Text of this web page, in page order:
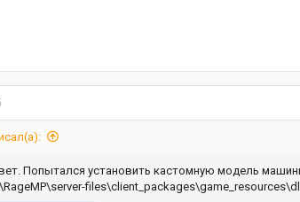
Попытался установить кастомную модель